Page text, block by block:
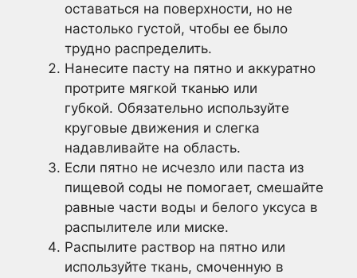
оставаться на поверхности, но не
настолько густой, чтобы ее было
трудно распределить.
Нанесите пасту на пятно и аккуратно
протрите мягкой тканью или
губкой. Обязательно используйте
круговые движения и слегка
надавливайте на область.
Если пятно не исчезло или паста из
пищевой соды не помогает, смешайте
равные части воды и белого уксуса в
распылителе или миске.
Распылите раствор на пятно или
используйте ткань, смоченную в